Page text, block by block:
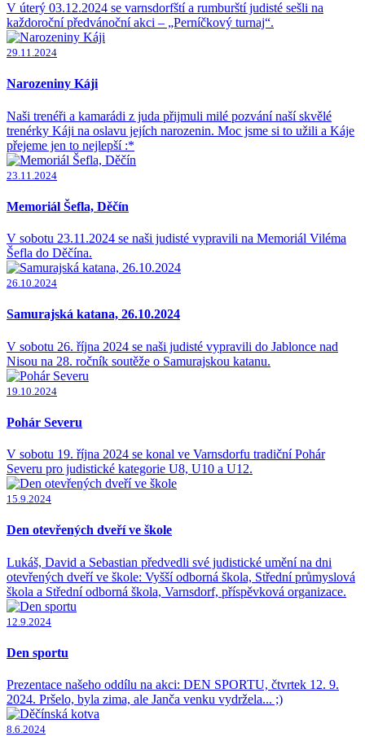
V úterý 03.12.2024 se varnsdorfští a rumburští judisté sešli na
každoroční předvánoční akci – „Perníčkový turnaj“.
29.11.2024
Narozeniny Káji
Naši trenéři a kamarádi z juda přijmuli milé pozvání naší skvělé
trenérky Káji na oslavu jejích narozenin. Moc jsme si to užili a Káje
přejeme jen to nejlepší :*
23.11.2024
Memoriál Šefla, Děčín
V sobotu 23.11.2024 se naši judisté vypravili na Memoriál Viléma
Šefla do Děčína.
26.10.2024
Samurajská katana, 26.10.2024
V sobotu 26. října 2024 se naši judisté vypravili do Jablonce nad
Nisou na 28. ročník soutěže o Samurajskou katanu.
19.10.2024
Pohár Severu
V sobotu 19. října 2024 se konal ve Varnsdorfu tradiční Pohár
Severu pro judistické kategorie U8, U10 a U12.
15.9.2024
Den otevřených dveří ve škole
Lukáš, David a Sebastian předvedli své judistické umění na dni
otevřených dveří ve škole: Vyšší odborná škola, Střední průmyslová
škola a Střední odborná škola, Varnsdorf, příspěvková organizace.
12.9.2024
Den sportu
Prezentace našeho oddílu na akci: DEN SPORTU, čtvrtek 12. 9.
2024. Pršelo, byla zima, ale Janča venku vydržela... ;)
8.6.2024